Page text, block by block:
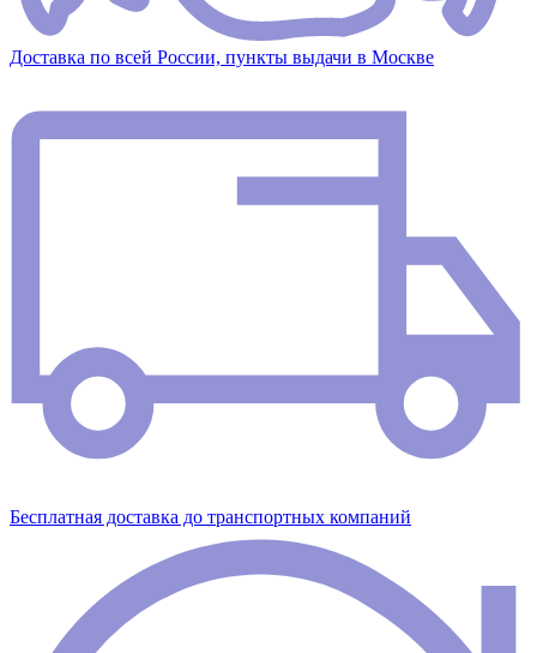
Доставка по всей России, пункты выдачи в Москве
Бесплатная доставка до транспортных компаний